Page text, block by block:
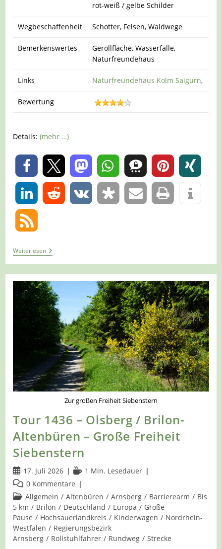
rot-weiß / gelbe Schilder
Wegbeschaffenheit Schotter, Felsen, Waldwege
Bemerkenswertes
Geröllfläche, Wasserfälle,
Naturfreundehaus
Links Naturfreundehaus Kolm Saigurn,
Bewertung
Details:(mehr …)
0
0
WeiterlesenTour
1438
–
Österreich
–
Kolm-
Saigurn
–
Ehemaliger
Wasserfallweg
–
Kurze
Runde
Zur großen Freiheit Siebenstern
Tour 1436 – Olsberg / Brilon-
Altenbüren – Große Freiheit
Siebenstern
Beitrag
veröffentlicht:
17. Juli 2026 Lesedauer:
1 Min. Lesedauer
Beitrags-
Kommentare:
0 Kommentare
Beitrags-
Kategorie:
Allgemein / Altenbüren / Arnsberg / Barrierearm / Bis
5 km / Brilon / Deutschland / Europa / Große
Pause / Hochsauerlandkreis / Kinderwagen / Nordrhein-
Westfalen / Regierungsbezirk
Arnsberg / Rollstuhlfahrer / Rundweg / Strecke